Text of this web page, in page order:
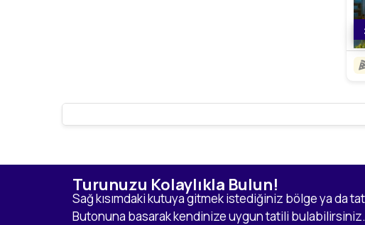
Turunuzu Kolaylıkla Bulun!
Sağ kısımdaki kutuya gitmek istediğiniz bölge ya da
Butonuna basarak kendinize uygun tatili bulabilirsiniz.